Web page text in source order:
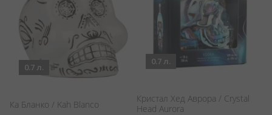
0.7 л.
Ка Бланко / Kah Blanco
0.7 л.
Кристал Хед Аврора / Crystal
Head Aurora